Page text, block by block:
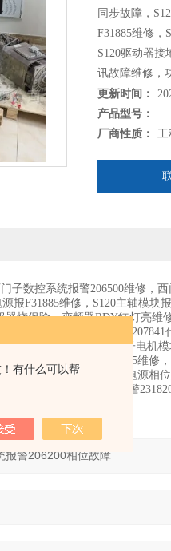
有什么可以帮
同步故障，
F31885维修，
S120驱动器
讯故障维修，
更新时间：
产品型号：
厂商性质：
工
门子数控系统报警206500维修，
报F31885维修，S120主轴模
器烧保险，变频器RDY红灯亮
维修，故障
故障维修，江苏西门子电机
元接地故障,230021,230005维
频器206200整流单元主电源相
传送故障，828D系统报警